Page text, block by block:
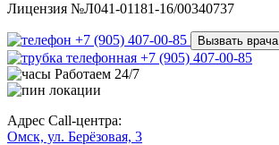
Лицензия №Л041-01181-16/00340737
+7 (905) 407-00-85 Вызвать врача
+7 (905) 407-00-85
Работаем 24/7
Адрес Call-центра:
Омск, ул. Берёзовая, 3